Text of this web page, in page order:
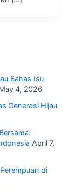
Bahas Isu
4, 2026
Generasi Hijau
April 7,
di